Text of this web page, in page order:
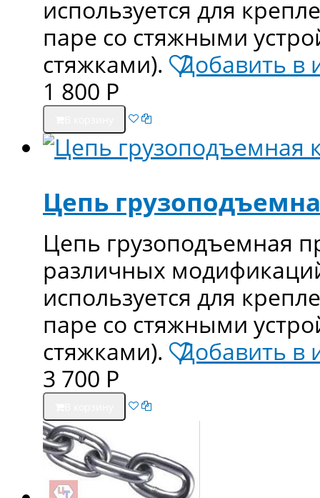
используется для
паре со стяжными
стяжками). Добавить в
1 800 Р
Цепь
Цепь грузоподъемная
различных
используется для
паре со стяжными
стяжками). Добавить в
3 700 Р